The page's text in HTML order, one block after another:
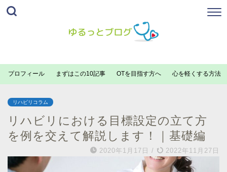
プロフィール まずはこの10記事 OTを目指す方へ 心を軽くする方法
リハビリコラム
リハビリにおける目標設定の立て方
を例を交えて解説します！｜基礎編
2020年1月17日 / 2022年11月27日